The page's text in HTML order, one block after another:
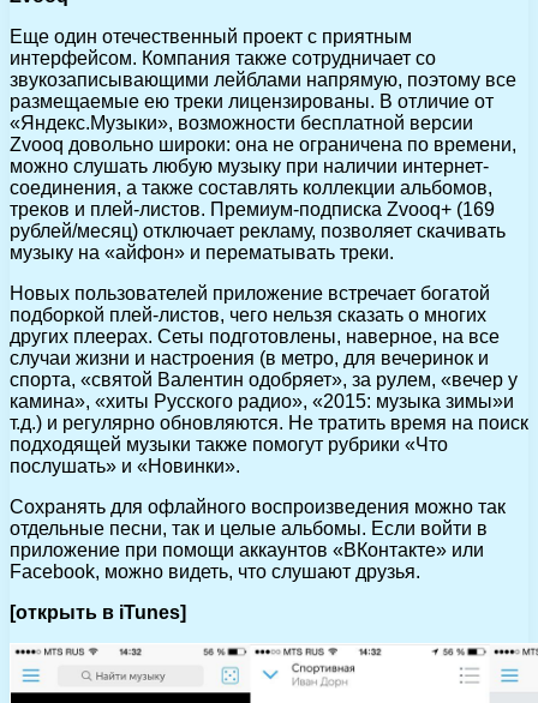
Еще один отечественный проект с приятным
интерфейсом. Компания также сотрудничает со
звукозаписывающими лейблами напрямую, поэтому все
размещаемые ею треки лицензированы. В отличие от
«Яндекс.Музыки», возможности бесплатной версии
Zvooq довольно широки: она не ограничена по времени,
можно слушать любую музыку при наличии интернет-
соединения, а также составлять коллекции альбомов,
треков и плей-листов. Премиум-подписка Zvooq+ (169
рублей/месяц) отключает рекламу, позволяет скачивать
музыку на «айфон» и перематывать треки.
Новых пользователей приложение встречает богатой
подборкой плей-листов, чего нельзя сказать о многих
других плеерах. Сеты подготовлены, наверное, на все
случаи жизни и настроения (в метро, для вечеринок и
спорта, «святой Валентин одобряет», за рулем, «вечер у
камина», «хиты Русского радио», «2015: музыка зимы»и
т.д.) и регулярно обновляются. Не тратить время на поиск
подходящей музыки также помогут рубрики «Что
послушать» и «Новинки».
Сохранять для офлайного воспроизведения можно так
отдельные песни, так и целые альбомы. Если войти в
приложение при помощи аккаунтов «ВКонтакте» или
Facebook, можно видеть, что слушают друзья.
[открыть в iTunes]